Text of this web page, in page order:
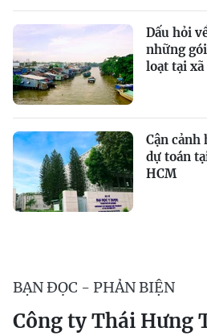
Dấu hỏi
những
loạt tại
Cận cảnh
dự toán
HCM
BẠN ĐỌC - PHẢN BIỆN
Công ty Thái Hưng